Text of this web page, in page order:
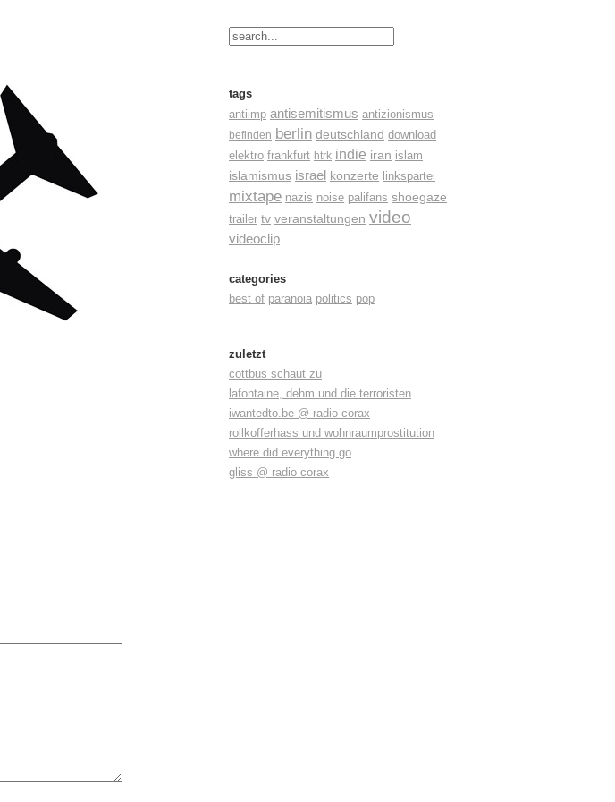
tags
antiimp antisemitismus antizionismus
befinden berlin deutschland download
elektro frankfurt htrk indie iran islam
islamismus israel konzerte linkspartei
mixtape nazis noise palifans shoegaze
trailer tv veranstaltungen video
videoclip
categories
best of paranoia politics pop
zuletzt
cottbus schaut zu
lafontaine, dehm und die terroristen
iwantedto.be @ radio corax
rollkofferhass und wohnraumprostitution
where did everything go
gliss @ radio corax